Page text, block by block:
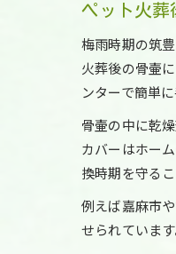
ペット火葬
梅雨時期の筑
火葬後の骨壷
ンターで簡単
骨壷の中に乾
カバーはホー
換時期を守る
例えば嘉麻市
せられていま